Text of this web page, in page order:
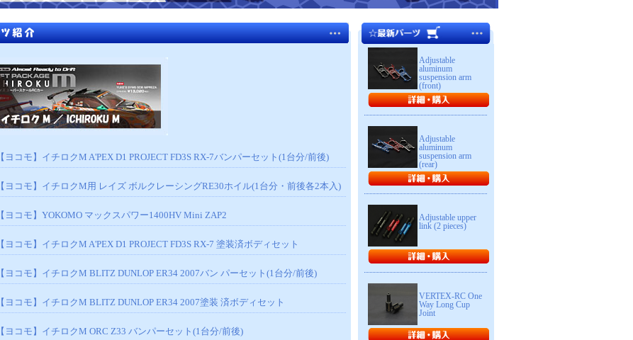
【ヨコモ】イチロクM A'PEX D1 PROJECT FD3S RX-7バンパーセット(1台分/前後)
【ヨコモ】イチロクM用 レイズ ボルクレーシングRE30ホイル(1台分・前後各2本入)
【ヨコモ】YOKOMO マックスパワー1400HV Mini ZAP2
【ヨコモ】イチロクM A'PEX D1 PROJECT FD3S RX-7 塗装済ボディセット
【ヨコモ】イチロクM BLITZ DUNLOP ER34 2007バン パーセット(1台分/前後)
【ヨコモ】イチロクM BLITZ DUNLOP ER34 2007塗装 済ボディセット
【ヨコモ】イチロクM ORC Z33 バンパーセット(1台分/前後)
Adjustable
aluminum
suspension arm
(front)
Adjustable
aluminum
suspension arm
(rear)
Adjustable upper
link (2 pieces)
VERTEX-RC One
Way Long Cup
Joint